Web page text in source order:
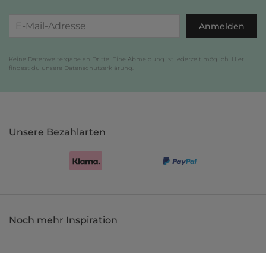
Anmelden
Keine Datenweitergabe an Dritte. Eine Abmeldung ist jederzeit möglich. Hier
findest du unsere Datenschutzerklärung
Unsere Bezahlarten
Noch mehr Inspiration